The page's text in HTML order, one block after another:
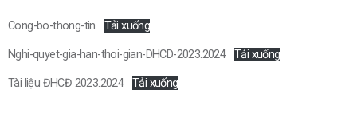
Cong-bo-thong-tin Tải xuống
Nghi-quyet-gia-han-thoi-gian-DHCD-2023.2024 Tải xuống
Tài liệu ĐHCĐ 2023.2024 Tải xuống